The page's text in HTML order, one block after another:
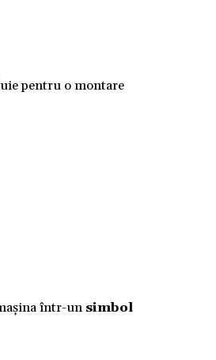
pentru o montare
într-un simbol